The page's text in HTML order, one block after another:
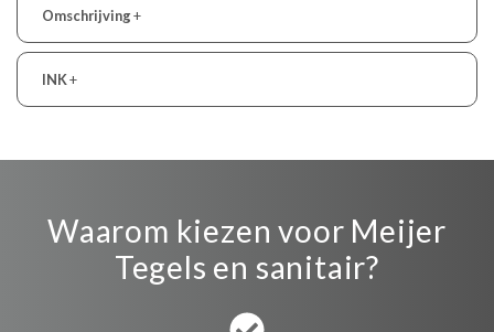
Omschrijving+
INK+
Waarom kiezen voor Meijer
Tegels en sanitair?